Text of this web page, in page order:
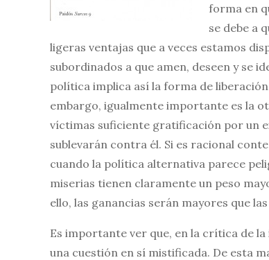
forma en
se debe a
ligeras ventajas que a veces estamos
subordinados a que amen, deseen y se
política implica así la forma de
embargo, igualmente importante es la
víctimas suficiente gratificación por un
sublevarán contra él. Si es racional
cuando la política alternativa parece
miserias tienen claramente un peso
ello, las ganancias serán mayores que
Es importante ver que, en la crítica de
una cuestión en sí mistificada. De esta